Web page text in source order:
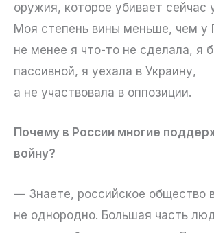
оружия, которое убивает сейчас
Моя степень вины меньше, чем у
не менее я что-то не сделала, я
пассивной, я уехала в Украину,
а не участвовала в оппозиции.
Почему в России многие
войну?
— Знаете, российское общество
не однородно. Большая часть